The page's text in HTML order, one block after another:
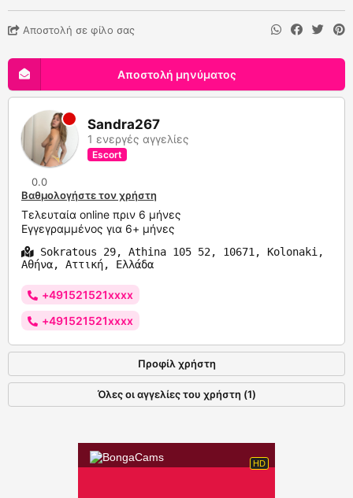
Αποστολή σε φίλο σας
Αποστολή μηνύματος
Sandra267
1 ενεργές αγγελίες
Escort
0.0
Βαθμολογήστε τον χρήστη
Τελευταία online πριν 6 μήνες
Εγγεγραμμένος για 6+ μήνες
Sokratous 29, Athina 105 52, 10671, Kolonaki,
Αθήνα, Αττική, Ελλάδα
+491521521xxxx
+491521521xxxx
Προφίλ χρήστη
Όλες οι αγγελίες του χρήστη (1)